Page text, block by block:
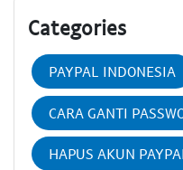
Categories
PAYPAL INDONESIA
CARA GANTI
HAPUS AKUN